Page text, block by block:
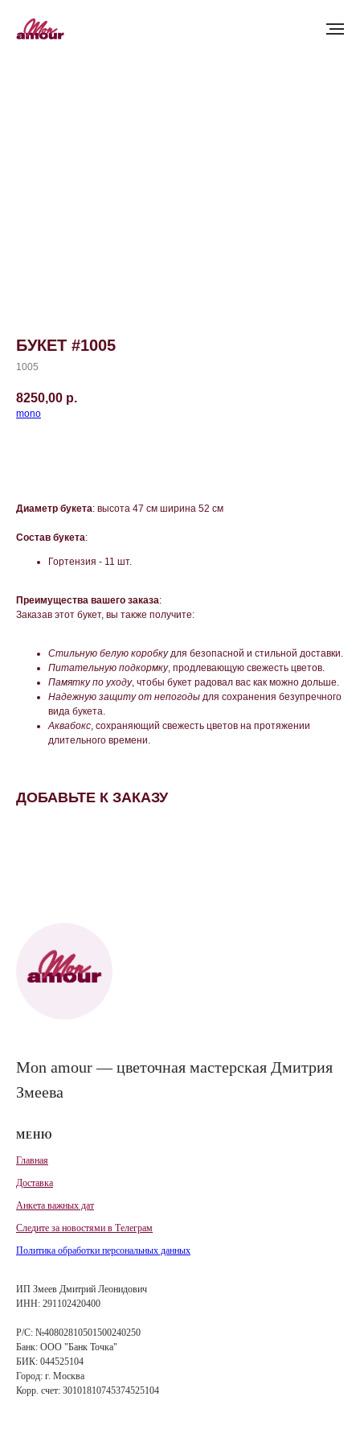
БУКЕТ #1005
1005
8250,00 р.
mono
Диаметр букета: высота 47 см ширина 52 см
Состав букета:
Гортензия - 11 шт.
Преимущества вашего заказа:
Заказав этот букет, вы также получите:
Стильную белую коробкудля безопасной и стильной доставки.
Питательную подкормку, продлевающую свежесть цветов.
Памятку по уходу, чтобы букет радовал вас как можно дольше.
Надежную защиту от непогоды для сохранения безупречного
вида букета.
Аквабокс, сохраняющий свежесть цветов на протяжении
длительного времени.
ДОБАВЬТЕ К ЗАКАЗУ
Mon amour — цветочная мастерская Дмитрия
Змеева
МЕНЮ
Главная
Доставка
Анкета важных дат
Следите за новостями в Телеграм
Политика обработки персональных данных
ИП Змеев Дмитрий Леонидович
ИНН: 291102420400
Р/С: №40802810501500240250
Банк: ООО "Банк Точка"
БИК: 044525104
Город: г. Москва
Корр. счет: 30101810745374525104